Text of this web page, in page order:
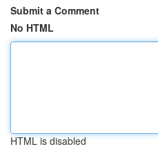
Submit a Comment
No HTML
HTML is disabled